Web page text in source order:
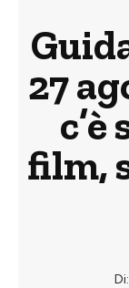
27
film,
Di: